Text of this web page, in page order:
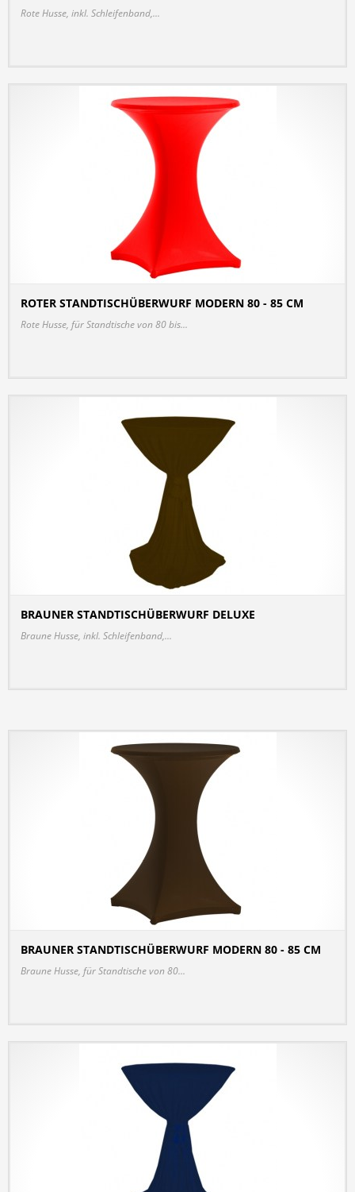
Rote Husse, inkl. Schleifenband,...
ROTER STANDTISCHÜBERWURF MODERN 80 - 85 CM
Rote Husse, für Standtische von 80 bis...
BRAUNER STANDTISCHÜBERWURF DELUXE
Braune Husse, inkl. Schleifenband,...
BRAUNER STANDTISCHÜBERWURF MODERN 80 - 85 CM
Braune Husse, für Standtische von 80...
DETAILS